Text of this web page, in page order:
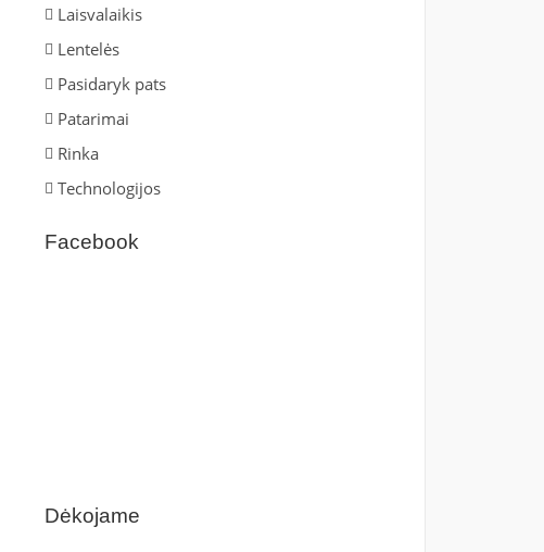
Laisvalaikis
Lentelės
Pasidaryk pats
Patarimai
Rinka
Technologijos
Facebook
Dėkojame